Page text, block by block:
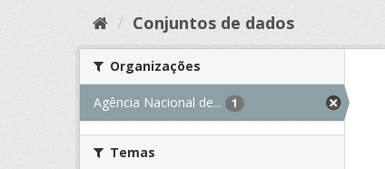
Conjuntos de dados
Organizações
Agência Nacional de... 1
Temas